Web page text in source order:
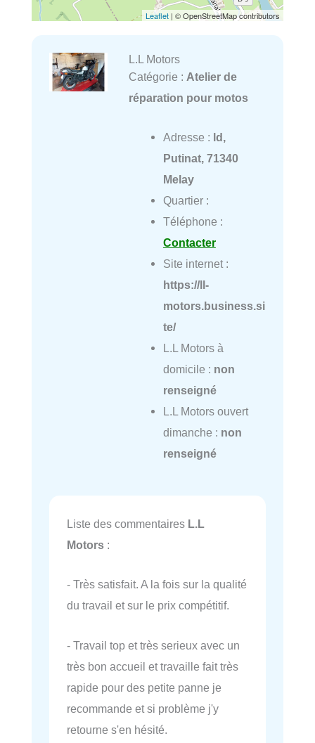
Leaflet | © OpenStreetMap contributors
L.L Motors
Catégorie : Atelier de
réparation pour motos
Adresse : ld,
Putinat, 71340
Melay
Quartier :
Téléphone :
Contacter
Site internet :
https://ll-
motors.business.si
te/
L.L Motors à
domicile : non
renseigné
L.L Motors ouvert
dimanche : non
renseigné
Liste des commentaires L.L
Motors :
- Très satisfait. A la fois sur la qualité
du travail et sur le prix compétitif.
- Travail top et très serieux avec un
très bon accueil et travaille fait très
rapide pour des petite panne je
recommande et si problème j'y
retourne s'en hésité.